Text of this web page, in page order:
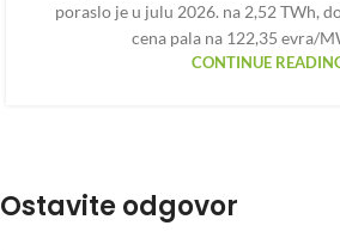
poraslo je u julu 2026. na 2,52 TWh,
cena pala na 122,35 evra/
CONTINUE
Ostavite odgovor